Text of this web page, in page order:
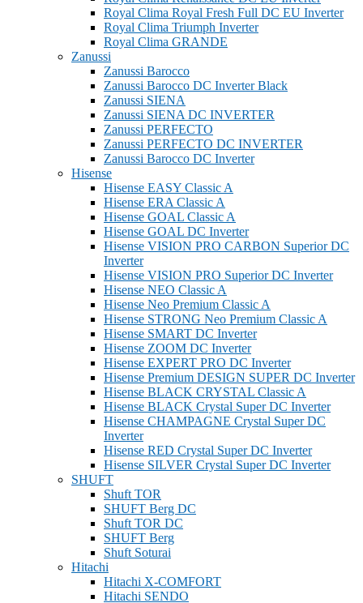
Royal Clima Royal Fresh Full DC EU Inverter
Royal Clima Triumph Inverter
Royal Clima GRANDE
Zanussi
Zanussi Barocco
Zanussi Barocco DC Inverter Black
Zanussi SIENA
Zanussi SIENA DC INVERTER
Zanussi PERFECTO
Zanussi PERFECTO DC INVERTER
Zanussi Barocco DC Inverter
Hisense
Hisense EASY Classic A
Hisense ERA Classic A
Hisense GOAL Classic A
Hisense GOAL DC Inverter
Hisense VISION PRO CARBON Superior DC
Inverter
Hisense VISION PRO Superior DC Inverter
Hisense NEO Classic A
Hisense Neo Premium Classic A
Hisense STRONG Neo Premium Classic A
Hisense SMART DC Inverter
Hisense ZOOM DC Inverter
Hisense EXPERT PRO DC Inverter
Hisense Premium DESIGN SUPER DC Inverter
Hisense BLACK CRYSTAL Classic A
Hisense BLACK Crystal Super DC Inverter
Hisense CHAMPAGNE Crystal Super DC
Inverter
Hisense RED Crystal Super DC Inverter
Hisense SILVER Crystal Super DC Inverter
SHUFT
Shuft TOR
SHUFT Berg DC
Shuft TOR DC
SHUFT Berg
Shuft Soturai
Hitachi
Hitachi X-COMFORT
Hitachi SENDO